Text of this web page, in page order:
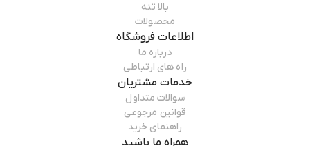
بالا تنه
محصولات
اطلاعات فروشگاه
درباره ما
راه های ارتباطی
خدمات مشتریان
سوالات متداول
قوانین مرجوعی
راهنمای خرید
همراه ما باشید